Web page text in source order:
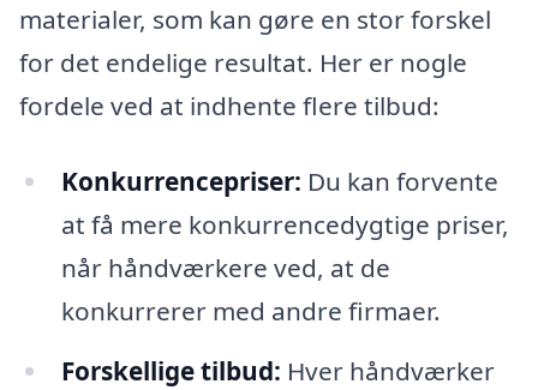
materialer, som kan gøre en stor forskel
for det endelige resultat. Her er nogle
fordele ved at indhente flere tilbud:
Konkurrencepriser: Du kan forvente
at få mere konkurrencedygtige priser,
når håndværkere ved, at de
konkurrerer med andre firmaer.
Forskellige tilbud: Hver håndværker